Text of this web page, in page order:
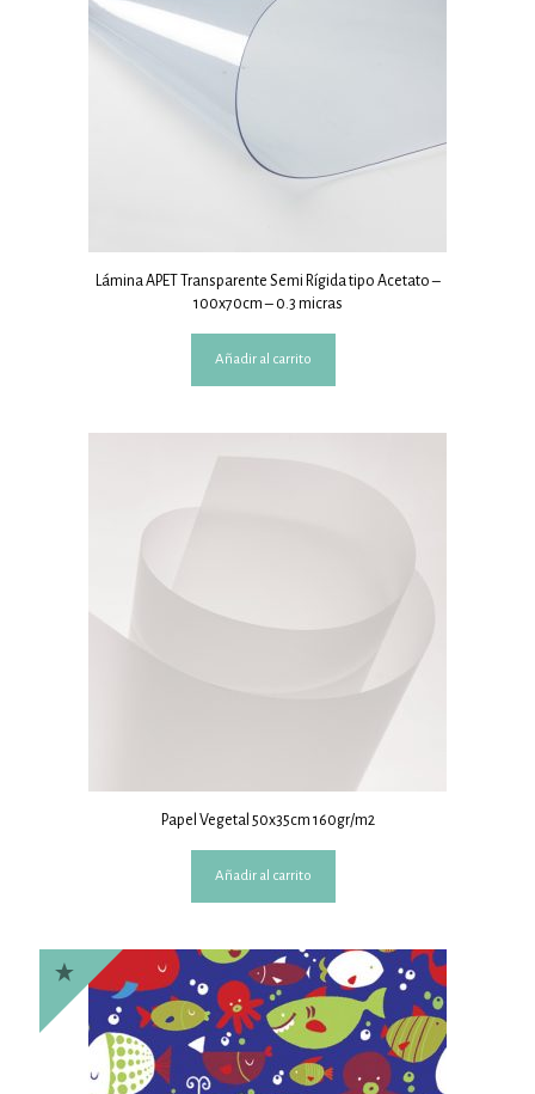
Lámina APET Transparente Semi Rígida tipo Acetato –
100x70cm – 0.3 micras
Añadir al carrito
Papel Vegetal 50x35cm 160gr/m2
Añadir al carrito